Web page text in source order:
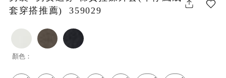
套穿搭推薦) 359029
顏色：